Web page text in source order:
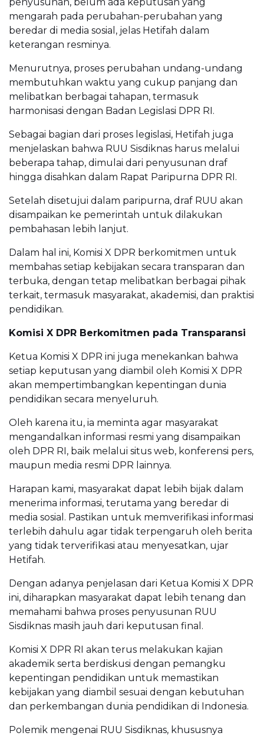
penyusunan, belum ada keputusan yang
mengarah pada perubahan-perubahan yang
beredar di media sosial, jelas Hetifah dalam
keterangan resminya.
Menurutnya, proses perubahan undang-undang
membutuhkan waktu yang cukup panjang dan
melibatkan berbagai tahapan, termasuk
harmonisasi dengan Badan Legislasi DPR RI.
Sebagai bagian dari proses legislasi, Hetifah juga
menjelaskan bahwa RUU Sisdiknas harus melalui
beberapa tahap, dimulai dari penyusunan draf
hingga disahkan dalam Rapat Paripurna DPR RI.
Setelah disetujui dalam paripurna, draf RUU akan
disampaikan ke pemerintah untuk dilakukan
pembahasan lebih lanjut.
Dalam hal ini, Komisi X DPR berkomitmen untuk
membahas setiap kebijakan secara transparan dan
terbuka, dengan tetap melibatkan berbagai pihak
terkait, termasuk masyarakat, akademisi, dan praktisi
pendidikan.
Komisi X DPR Berkomitmen pada Transparansi
Ketua Komisi X DPR ini juga menekankan bahwa
setiap keputusan yang diambil oleh Komisi X DPR
akan mempertimbangkan kepentingan dunia
pendidikan secara menyeluruh.
Oleh karena itu, ia meminta agar masyarakat
mengandalkan informasi resmi yang disampaikan
oleh DPR RI, baik melalui situs web, konferensi pers,
maupun media resmi DPR lainnya.
Harapan kami, masyarakat dapat lebih bijak dalam
menerima informasi, terutama yang beredar di
media sosial. Pastikan untuk memverifikasi informasi
terlebih dahulu agar tidak terpengaruh oleh berita
yang tidak terverifikasi atau menyesatkan, ujar
Hetifah.
Dengan adanya penjelasan dari Ketua Komisi X DPR
ini, diharapkan masyarakat dapat lebih tenang dan
memahami bahwa proses penyusunan RUU
Sisdiknas masih jauh dari keputusan final.
Komisi X DPR RI akan terus melakukan kajian
akademik serta berdiskusi dengan pemangku
kepentingan pendidikan untuk memastikan
kebijakan yang diambil sesuai dengan kebutuhan
dan perkembangan dunia pendidikan di Indonesia.
Polemik mengenai RUU Sisdiknas, khususnya